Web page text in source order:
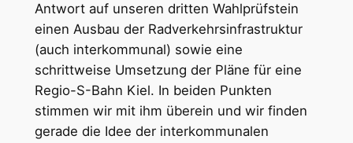
Antwort auf unseren dritten Wahlprüfstein
einen Ausbau der Radverkehrsinfrastruktur
(auch interkommunal) sowie eine
schrittweise Umsetzung der Pläne für eine
Regio-S-Bahn Kiel. In beiden Punkten
stimmen wir mit ihm überein und wir finden
gerade die Idee der interkommunalen